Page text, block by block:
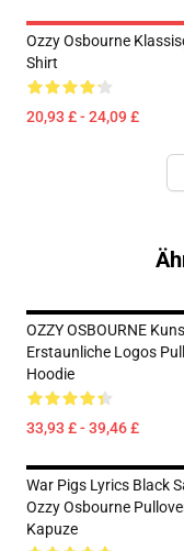
Ozzy Osbourne
Shirt
20,93 £ - 24,09 £
OZZY OSBOURNE
Erstaunliche Logos
Hoodie
33,93 £ - 39,46 £
War Pigs Lyrics Black
Ozzy Osbourne
Kapuze